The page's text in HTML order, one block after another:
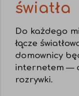
światła
Do każdego
łącze
domownicy
internetem —
rozrywki.